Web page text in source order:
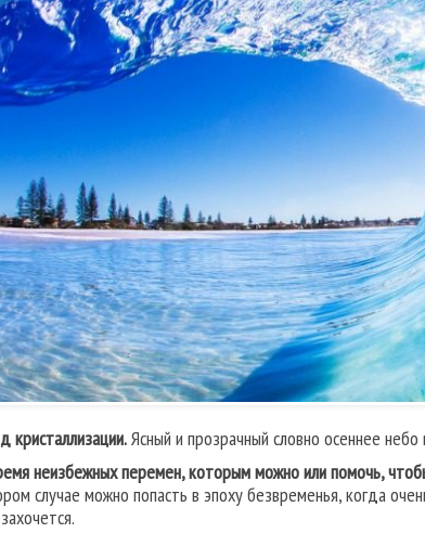
кристаллизации.Ясный и прозрачный словно осеннее
неизбежных перемен, которым можно или помочь,
случае можно попасть в эпоху безвременья, когда